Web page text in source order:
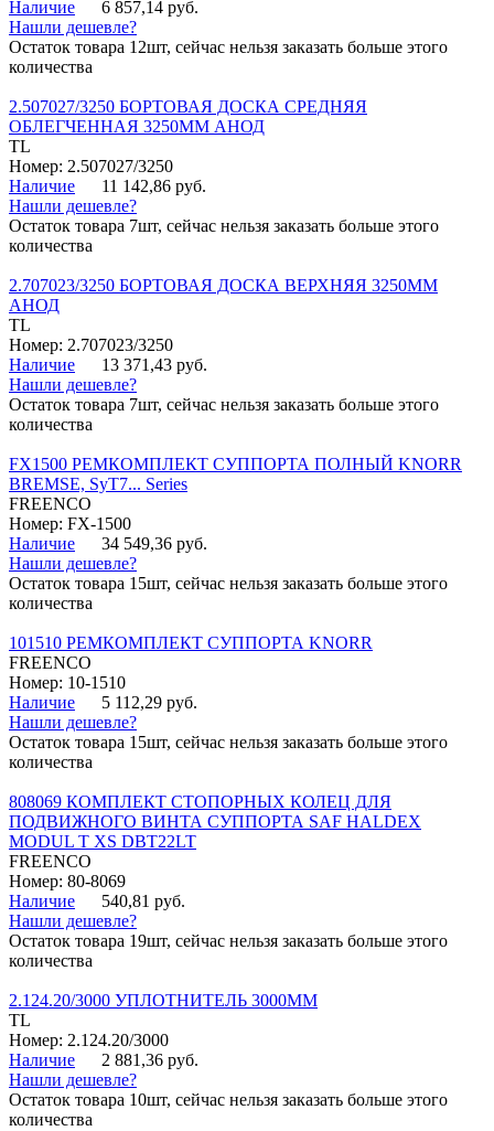
Наличие
6 857,14 руб.
Нашли дешевле?
Остаток товара 12шт, сейчас нельзя заказать больше этого
количества
2.507027/3250 БОРТОВАЯ ДОСКА СРЕДНЯЯ
ОБЛЕГЧЕННАЯ 3250ММ АНОД
TL
Номер: 2.507027/3250
Наличие
11 142,86 руб.
Нашли дешевле?
Остаток товара 7шт, сейчас нельзя заказать больше этого
количества
2.707023/3250 БОРТОВАЯ ДОСКА ВЕРХНЯЯ 3250ММ
АНОД
TL
Номер: 2.707023/3250
Наличие
13 371,43 руб.
Нашли дешевле?
Остаток товара 7шт, сейчас нельзя заказать больше этого
количества
FX1500 РЕМКОМПЛЕКТ СУППОРТА ПОЛНЫЙ KNORR
BREMSE, SyT7... Series
FREENCO
Номер: FX-1500
Наличие
34 549,36 руб.
Нашли дешевле?
Остаток товара 15шт, сейчас нельзя заказать больше этого
количества
101510 РЕМКОМПЛЕКТ СУППОРТА KNORR
FREENCO
Номер: 10-1510
Наличие
5 112,29 руб.
Нашли дешевле?
Остаток товара 15шт, сейчас нельзя заказать больше этого
количества
808069 КОМПЛЕКТ СТОПОРНЫХ КОЛЕЦ ДЛЯ
ПОДВИЖНОГО ВИНТА СУППОРТА SAF HALDEX
MODUL T XS DBT22LT
FREENCO
Номер: 80-8069
Наличие
540,81 руб.
Нашли дешевле?
Остаток товара 19шт, сейчас нельзя заказать больше этого
количества
2.124.20/3000 УПЛОТНИТЕЛЬ 3000ММ
TL
Номер: 2.124.20/3000
Наличие
2 881,36 руб.
Нашли дешевле?
Остаток товара 10шт, сейчас нельзя заказать больше этого
количества